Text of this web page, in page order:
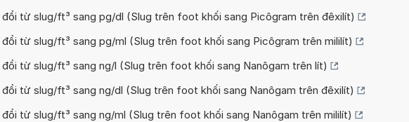
đổi từ slug/ft³ sang pg/dl (Slug trên foot khối sang Picôgram trên đêxilít)
đổi từ slug/ft³ sang pg/ml (Slug trên foot khối sang Picôgram trên mililít)
đổi từ slug/ft³ sang ng/l (Slug trên foot khối sang Nanôgam trên lít)
đổi từ slug/ft³ sang ng/dl (Slug trên foot khối sang Nanôgam trên đêxilít)
đổi từ slug/ft³ sang ng/ml (Slug trên foot khối sang Nanôgam trên mililít)